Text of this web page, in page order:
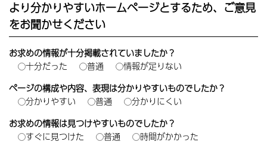
より分かりやすいホームページとするため、ご意見
をお聞かせください
お求めの情報が十分掲載されていましたか？
十分だった
普通
情報が足りない
ページの構成や内容、表現は分かりやすいものでしたか？
分かりやすい
普通
分かりにくい
お求めの情報は見つけやすいものでしたか？
すぐに見つけた
普通
時間がかかった